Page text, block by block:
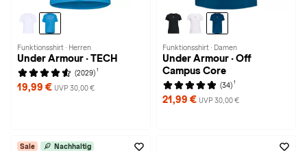
Funktionsshirt · Herren
Under Armour · TECH
(2029) 1
19,99 € UVP 30,00 €
Funktionsshirt · Damen
Under Armour · Off
Campus Core
(34) 1
21,99 € UVP 30,00 €
Sale Nachhaltig